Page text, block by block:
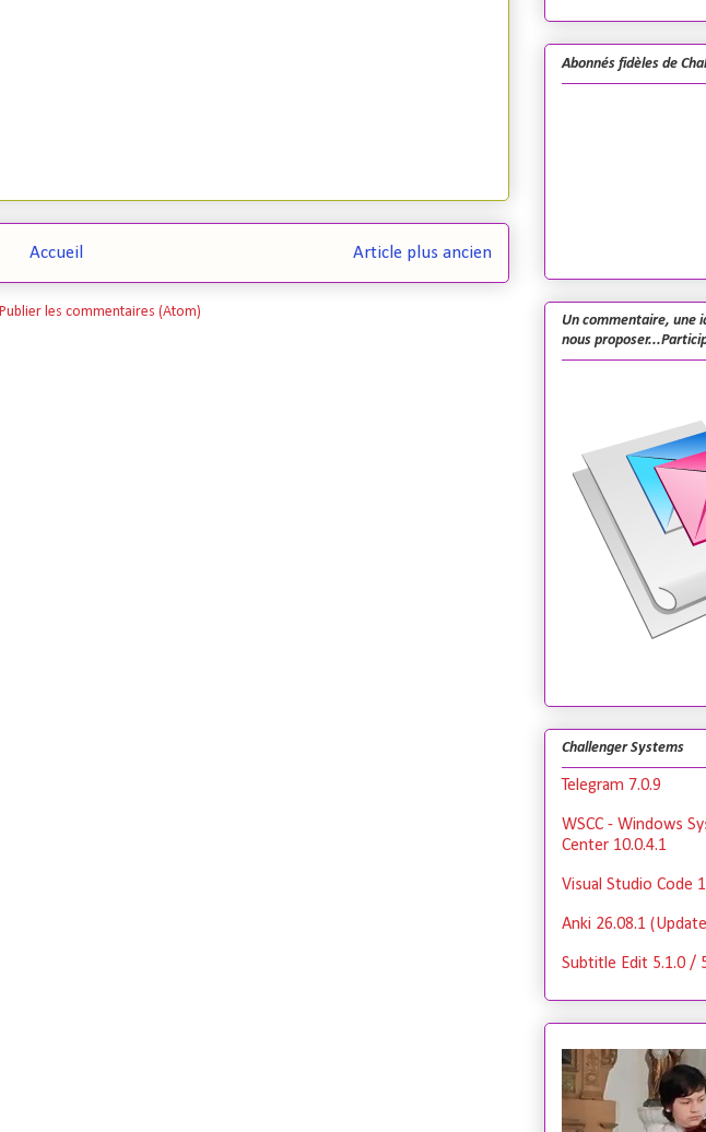
Article plus ancien
Accueil
Publier les commentaires (Atom)
Abonnés fidèles de
Un commentaire, une
nous
Challenger Systems
Telegram 7.0.9
WSCC - Windows
Center 10.0.4.1
Visual Studio Code
Anki 26.08.1
Subtitle Edit 5.1.0 /